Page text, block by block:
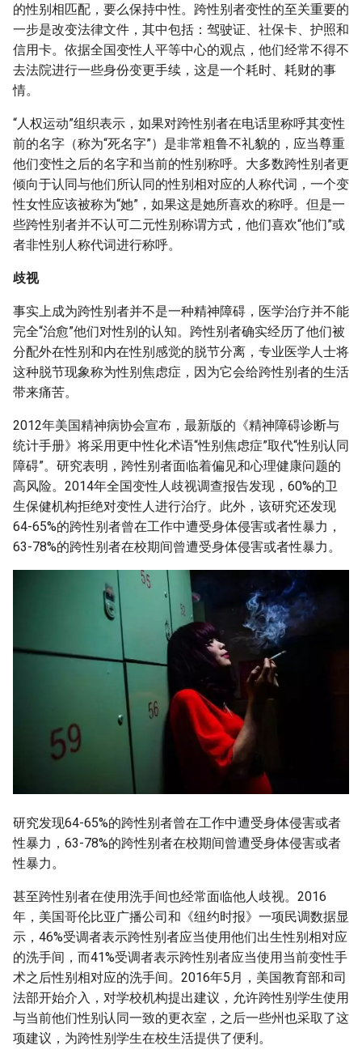
的性别相匹配，要么保持中性。跨性别者变性的至关重要的
一步是改变法律文件，其中包括：驾驶证、社保卡、护照和
信用卡。依据全国变性人平等中心的观点，他们经常不得不
去法院进行一些身份变更手续，这是一个耗时、耗财的事
情。
“人权运动”组织表示，如果对跨性别者在电话里称呼其变性
前的名字（称为“死名字”）是非常粗鲁不礼貌的，应当尊重
他们变性之后的名字和当前的性别称呼。大多数跨性别者更
倾向于认同与他们所认同的性别相对应的人称代词，一个变
性女性应该被称为“她”，如果这是她所喜欢的称呼。但是一
些跨性别者并不认可二元性别称谓方式，他们喜欢“他们”或
者非性别人称代词进行称呼。
歧视
事实上成为跨性别者并不是一种精神障碍，医学治疗并不能
完全“治愈”他们对性别的认知。跨性别者确实经历了他们被
分配外在性别和内在性别感觉的脱节分离，专业医学人士将
这种脱节现象称为性别焦虑症，因为它会给跨性别者的生活
带来痛苦。
2012年美国精神病协会宣布，最新版的《精神障碍诊断与
统计手册》将采用更中性化术语“性别焦虑症”取代“性别认同
障碍”。研究表明，跨性别者面临着偏见和心理健康问题的
高风险。2014年全国变性人歧视调查报告发现，60%的卫
生保健机构拒绝对变性人进行治疗。此外，该研究还发现
64-65%的跨性别者曾在工作中遭受身体侵害或者性暴力，
63-78%的跨性别者在校期间曾遭受身体侵害或者性暴力。
研究发现64-65%的跨性别者曾在工作中遭受身体侵害或者
性暴力，63-78%的跨性别者在校期间曾遭受身体侵害或者
性暴力。
甚至跨性别者在使用洗手间也经常面临他人歧视。2016
年，美国哥伦比亚广播公司和《纽约时报》一项民调数据显
示，46%受调者表示跨性别者应当使用他们出生性别相对应
的洗手间，而41%受调者表示跨性别者应当使用当前变性手
术之后性别相对应的洗手间。2016年5月，美国教育部和司
法部开始介入，对学校机构提出建议，允许跨性别学生使用
与当前他们性别认同一致的更衣室，之后一些州也采取了这
项建议，为跨性别学生在校生活提供了便利。